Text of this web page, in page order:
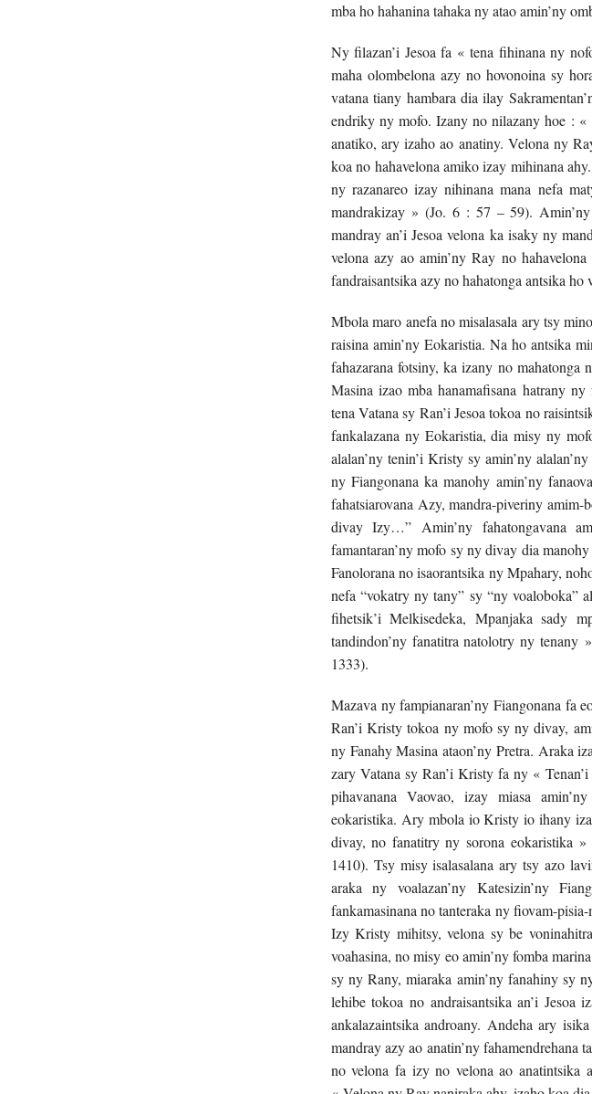
mba ho hahanina tahaka ny atao amin’ny
Ny filazan’i Jesoa fa « tena fihinana ny
maha olombelona azy no hovonoina sy
vatana tiany hambara dia ilay
endriky ny mofo. Izany no nilazany hoe :
anatiko, ary izaho ao anatiny. Velona ny
koa no hahavelona amiko izay mihinana
ny razanareo izay nihinana mana nefa
mandrakizay » (Jo. 6 : 57 – 59). Amin’ny
mandray an’i Jesoa velona ka isaky ny
velona azy ao amin’ny Ray no
fandraisantsika azy no hahatonga antsika ho
Mbola maro anefa no misalasala ary tsy
raisina amin’ny Eokaristia. Na ho antsika
fahazarana fotsiny, ka izany no mahatonga
Masina izao mba hanamafisana hatrany
tena Vatana sy Ran’i Jesoa tokoa no
fankalazana ny Eokaristia, dia misy ny
alalan’ny tenin’i Kristy sy amin’ny
ny Fiangonana ka manohy amin’ny
fahatsiarovana Azy, mandra-piveriny
divay Izy…” Amin’ny fahatongavana
famantaran’ny mofo sy ny divay dia
Fanolorana no isaorantsika ny Mpahary,
nefa “vokatry ny tany” sy “ny voaloboka”
fihetsik’i Melkisedeka, Mpanjaka sady
tandindon’ny fanatitra natolotry ny tenany
1333).
Mazava ny fampianaran’ny Fiangonana fa
Ran’i Kristy tokoa ny mofo sy ny divay,
ny Fanahy Masina ataon’ny Pretra. Araka
zary Vatana sy Ran’i Kristy fa ny «
pihavanana Vaovao, izay miasa
eokaristika. Ary mbola io Kristy io ihany
divay, no fanatitry ny sorona eokaristika
1410). Tsy misy isalasalana ary tsy azo
araka ny voalazan’ny Katesizin’ny
fankamasinana no tanteraka ny fiovam-
Izy Kristy mihitsy, velona sy be
voahasina, no misy eo amin’ny fomba
sy ny Rany, miaraka amin’ny fanahiny sy
lehibe tokoa no andraisantsika an’i Jesoa
ankalazaintsika androany. Andeha ary
mandray azy ao anatin’ny fahamendrehana
no velona fa izy no velona ao anatintsika